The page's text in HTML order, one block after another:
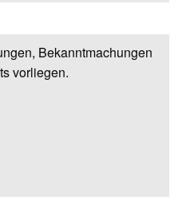
Bekanntmachungen
vorliegen.